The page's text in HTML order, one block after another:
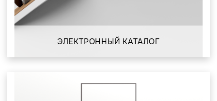
ЭЛЕКТРОННЫЙ КАТАЛОГ